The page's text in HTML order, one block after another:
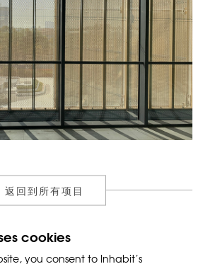
返回到所有项目
cookies
you consent to Inhabit’s